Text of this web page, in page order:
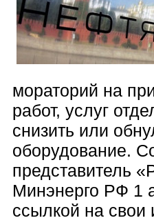
мораторий на
работ, услуг
снизить или
оборудование.
представитель
Минэнерго РФ 1
ссылкой на свои